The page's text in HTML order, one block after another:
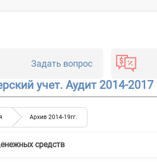
Задать вопрос
учет. Аудит 2014-2017
Архив 2014-19гг.
средств